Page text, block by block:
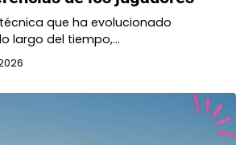
que ha evolucionado
largo del tiempo,…